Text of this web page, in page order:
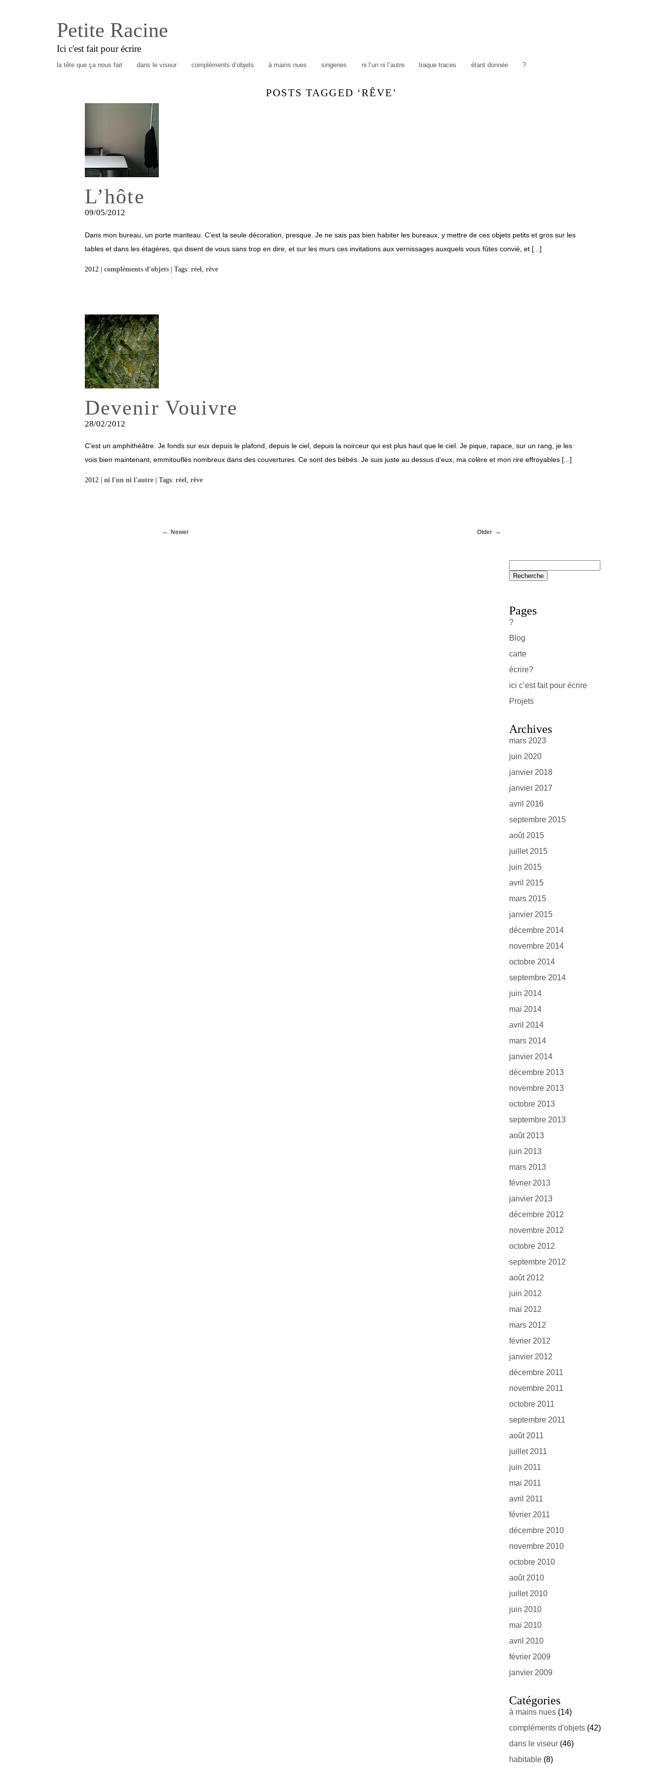
Petite Racine
Ici c'est fait pour écrire
la tête que ça nous fait dans le viseur compléments d’objets à mains nues singeries ni l’un ni l’autre traque traces étant donnée ?
POSTS TAGGED ‘RÊVE’
L’hôte
09/05/2012
Dans mon bureau, un porte manteau. C’est la seule décoration, presque. Je ne sais pas bien habiter les bureaux, y mettre de ces objets petits et gros sur les
tables et dans les étagères, qui disent de vous sans trop en dire, et sur les murs ces invitations aux vernissages auxquels vous fûtes convié, et [...]
2012 | compléments d'objets | Tags: réel rêve
Devenir Vouivre
28/02/2012
C’est un amphithéâtre. Je fonds sur eux depuis le plafond, depuis le ciel, depuis la noirceur qui est plus haut que le ciel. Je pique, rapace, sur un rang, je les
vois bien maintenant, emmitouflés nombreux dans des couvertures. Ce sont des bébés. Je suis juste au dessus d’eux, ma colère et mon rire effroyables [...]
2012 | ni l'un ni l'autre | Tags: réel, rêve
Newer Older
Pages
?
Blog
carte
écrire?
ici c’est fait pour écrire
Projets
Archives
mars 2023
juin 2020
janvier 2018
janvier 2017
avril 2016
septembre 2015
août 2015
juillet 2015
juin 2015
avril 2015
mars 2015
janvier 2015
décembre 2014
novembre 2014
octobre 2014
septembre 2014
juin 2014
mai 2014
avril 2014
mars 2014
janvier 2014
décembre 2013
novembre 2013
octobre 2013
septembre 2013
août 2013
juin 2013
mars 2013
février 2013
janvier 2013
décembre 2012
novembre 2012
octobre 2012
septembre 2012
août 2012
juin 2012
mai 2012
mars 2012
février 2012
janvier 2012
décembre 2011
novembre 2011
octobre 2011
septembre 2011
août 2011
juillet 2011
juin 2011
mai 2011
avril 2011
février 2011
décembre 2010
novembre 2010
octobre 2010
août 2010
juillet 2010
juin 2010
mai 2010
avril 2010
février 2009
janvier 2009
Catégories
à mains nues (14)
compléments d'objets (42)
dans le viseur (46)
habitable (8)